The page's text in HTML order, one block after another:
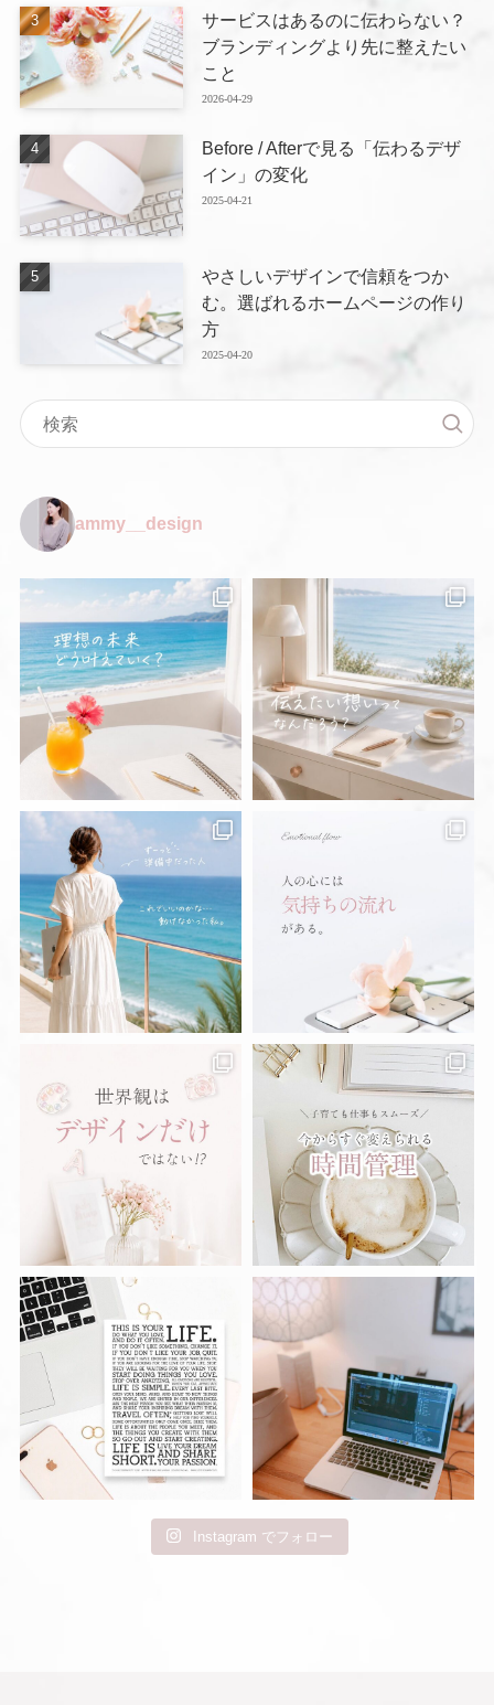
サービスはあるのに伝わらない？
ブランディングより先に整えたい
こと
2026-04-29
Before / Afterで見る「伝わるデザ
イン」の変化
2025-04-21
やさしいデザインで信頼をつか
む。選ばれるホームページの作り
方
2025-04-20
ammy__design
Instagram でフォロー